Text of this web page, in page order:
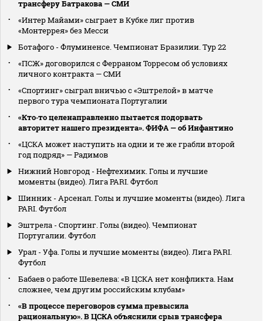
трансферу Батракова — СМИ
«Интер Майами» сыграет в Кубке лиг против
«Монтеррея» без Месси
Ботафого - Флуминенсе. Чемпионат Бразилии. Тур 22
«ПСЖ» договорился с Ферраном Торресом об условиях
личного контракта — СМИ
«Спортинг» сыграл вничью с «Эштрелой» в матче
первого тура чемпионата Португалии
«Кто‑то целенаправленно пытается подорвать
авторитет нашего президента». ФИФА — об Инфантино
«ЦСКА может наступить на одни и те же грабли второй
год подряд» — Радимов
Нижний Новгород - Нефтехимик. Голы и лучшие
моменты (видео). Лига PARI. Футбол
Шинник - Арсенал. Голы и лучшие моменты (видео). Лига
PARI. Футбол
Эштрела - Спортинг. Голы (видео). Чемпионат
Португалии. Футбол
Урал - Уфа. Голы и лучшие моменты (видео). Лига PARI.
Футбол
Бабаев о работе Шевелева: «В ЦСКА нет конфликта. Нам
сложнее, чем другим российским клубам»
«В процессе переговоров сумма превысила
рациональную». В ЦСКА объяснили срыв трансфера